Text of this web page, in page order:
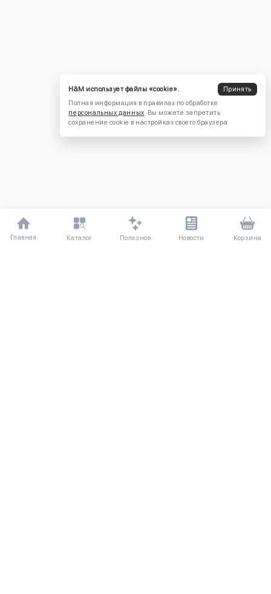
Главная Каталог Полезное Новости Корзина
H&M использует файлы «cookie».
Принять
Полная информация в правилах по обработке
персональных данных. Вы можете запретить
сохранение cookie в настройках своего браузера